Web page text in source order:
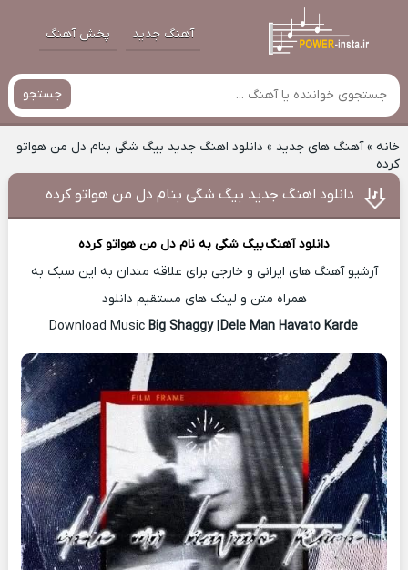
آهنگ جدید پخش آهنگ
جستجو
خانه»آهنگ های جدید » دانلود اهنگ جدید بیگ شگی بنام دل من هواتو
کرده
دانلود اهنگ جدید بیگ شگی بنام دل من هواتو کرده
دانلود آهنگبیگ شگی به نام دل من هواتو کرده
آرشیو آهنگ های ایرانی و خارجی برای علاقه مندان به این سبک به
همراه متن و لینک های مستقیم دانلود
Big Shaggy|Dele Man Havato Karde